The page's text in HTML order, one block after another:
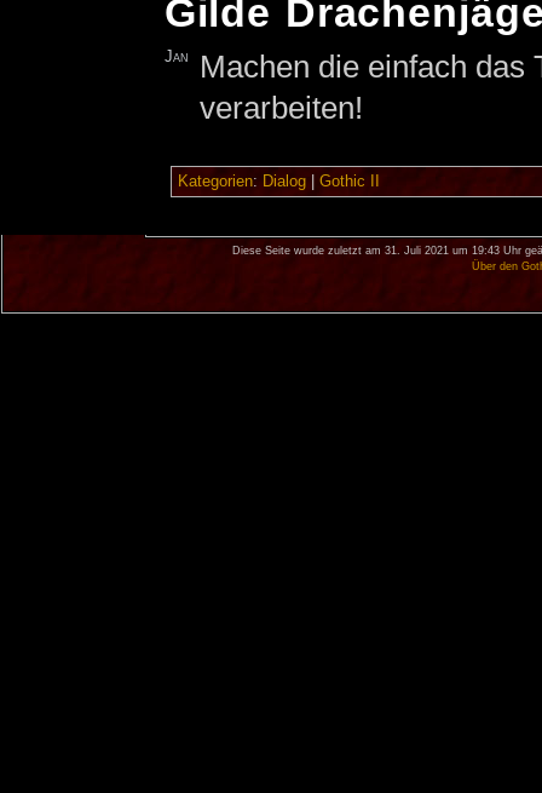
Gilde
Jan
Machen die einfach das
verarbeiten!
Kategorien: Dialog| Gothic II
Diese Seite wurde zuletzt am 31. Juli 2021 um 19:43 Uhr
Über den